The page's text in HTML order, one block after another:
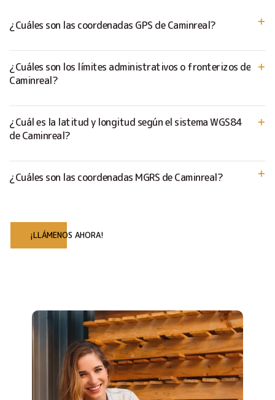
¿Cuáles son las coordenadas GPS de Caminreal?
¿Cuáles son los límites administrativos o fronterizos de
Caminreal?
¿Cuál es la latitud y longitud según el sistema WGS84
de Caminreal?
¿Cuáles son las coordenadas MGRS de Caminreal?
¡LLÁMENOS AHORA!